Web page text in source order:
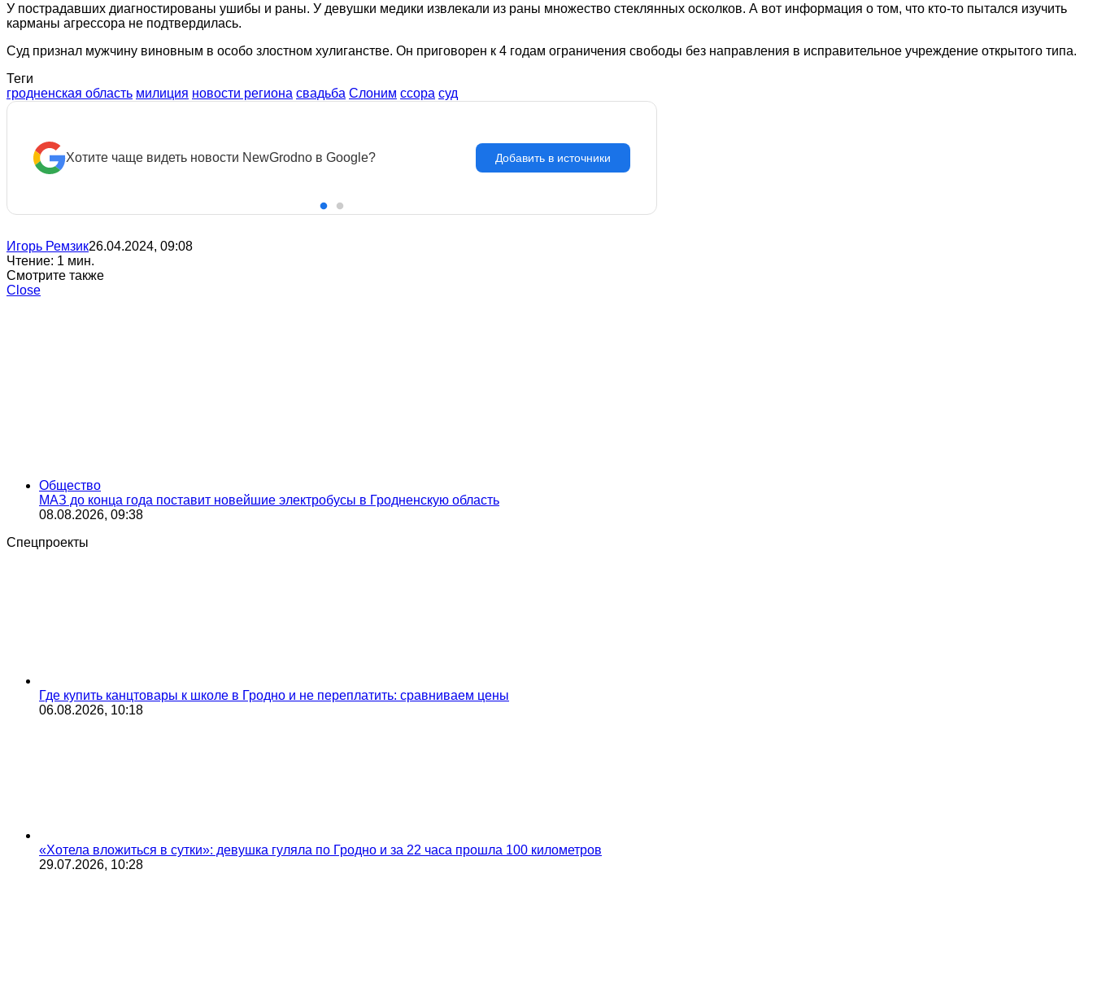
У пострадавших диагностированы ушибы и раны. У девушки медики извлекали из раны множество стеклянных осколков. А вот информация о том, что кто-то пытался изучить
карманы агрессора не подтвердилась.
Суд признал мужчину виновным в особо злостном хулиганстве. Он приговорен к 4 годам ограничения свободы без направления в исправительное учреждение открытого типа.
Теги
гродненская область милиция новости региона свадьба Слоним ссора суд
Хотите чаще видеть новости NewGrodno в Google? Добавить в источники
Игорь Ремзик26.04.2024, 09:08
Чтение: 1 мин.
Смотрите также
Close
Общество
МАЗ до конца года поставит новейшие электробусы в Гродненскую область
08.08.2026, 09:38
Спецпроекты
Где купить канцтовары к школе в Гродно и не переплатить: сравниваем цены
06.08.2026, 10:18
«Хотела вложиться в сутки»: девушка гуляла по Гродно и за 22 часа прошла 100 километров
29.07.2026, 10:28